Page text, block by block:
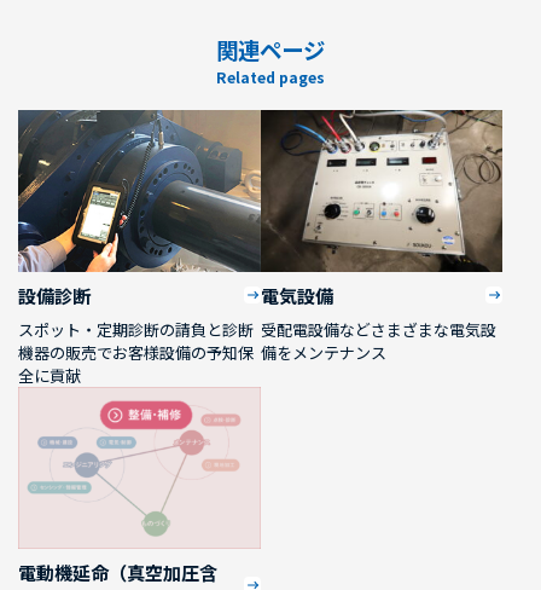
関連ページ
Related pages
設備診断
スポット・定期診断の請負と診断
機器の販売でお客様設備の予知保
全に貢献
電気設備
受配電設備などさまざまな電気設
備をメンテナンス
電動機延命（真空加圧含